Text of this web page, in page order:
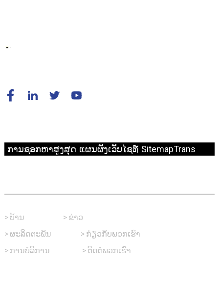
ການຊອກຫາສູງສຸດ ແຜນຜັງເວັບໄຊທ໌ SitemapTrans
>ບ້ານ > ຂ່າວ
> ຜະລິດຕະພັນ > ກ່ຽວກັບພວກເຮົາ
> ການບໍລິການ >ຕິດຕໍ່ພວກເຮົາ